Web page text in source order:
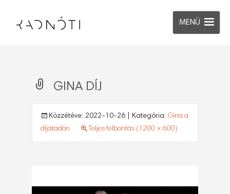
MENÜ
GINA DÍJ
Közzétéve: 2022-10-26 | Kategória: Gina a
díjátadón
Teljes felbontás (1200 × 600)